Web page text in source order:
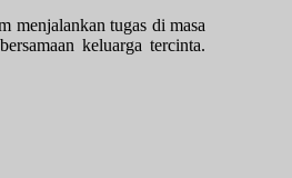
menjalankan tugas di masa
keluarga tercinta.